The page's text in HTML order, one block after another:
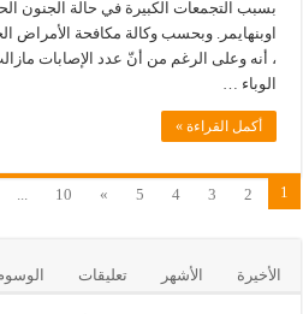
بسبب التجمعات الكبيرة في حالة الجنون
، أنه وعلى الرغم من أنّ عدد الإصابات
الوباء …
أكمل القراءة »
1
2
3
4
5
»
10
...
الأخيرة الأشهر تعليقات